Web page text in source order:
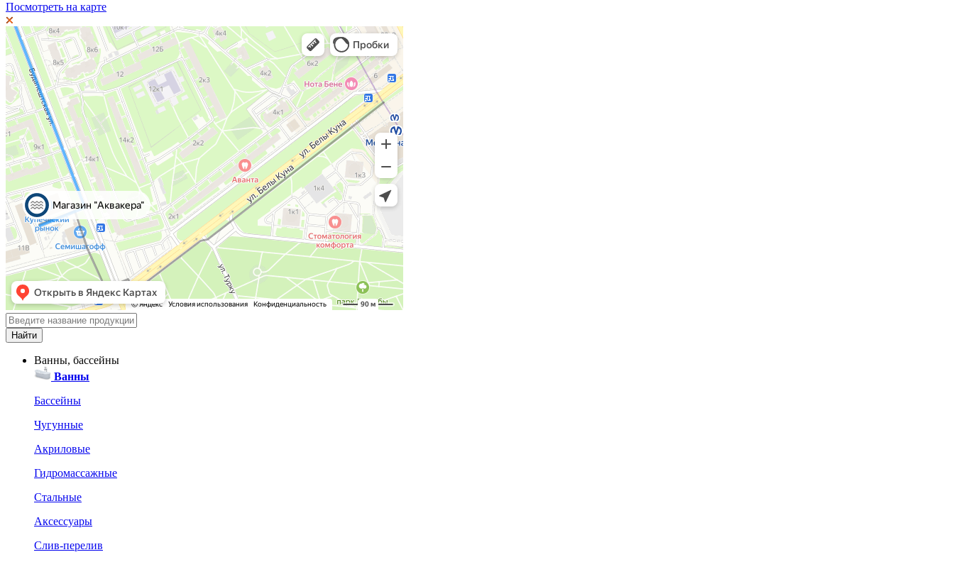
Посмотреть на карте
Ванны, бассейны
Ванны
Бассейны
Чугунные
Акриловые
Гидромассажные
Стальные
Аксессуары
Слив-перелив